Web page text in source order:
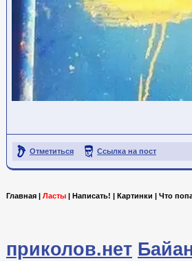
Отметиться Ссылка на пост
Главная | Ласты | Написать! | Картинки | Что
приколов.нет